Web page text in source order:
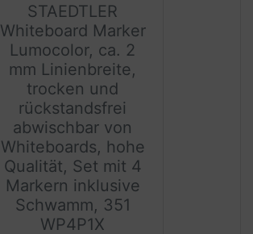
STAEDTLER
Whiteboard Marker
Lumocolor, ca. 2
mm Linienbreite,
trocken und
rückstandsfrei
abwischbar von
Whiteboards, hohe
Qualität, Set mit 4
Markern inklusive
Schwamm, 351
WP4P1X